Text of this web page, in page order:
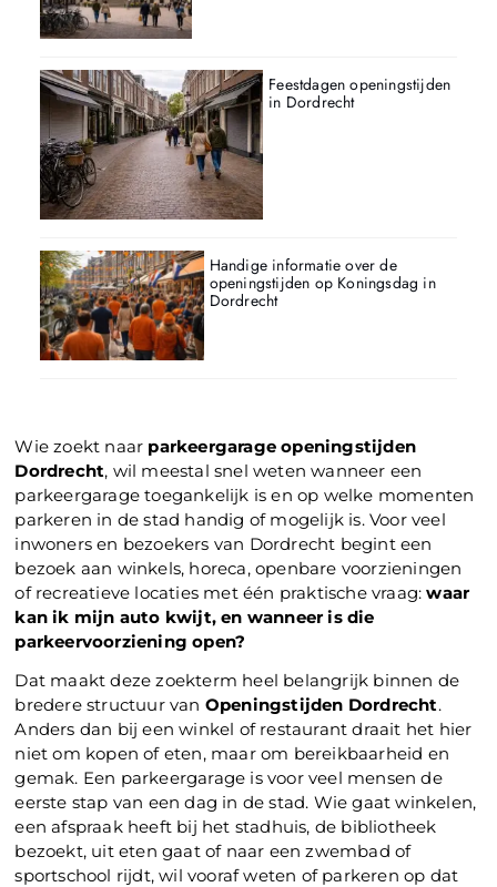
Wie zoekt naar parkeergarage openingstijden
Dordrecht, wil meestal snel weten wanneer een
parkeergarage toegankelijk is en op welke momenten
parkeren in de stad handig of mogelijk is. Voor veel
inwoners en bezoekers van Dordrecht begint een
bezoek aan winkels, horeca, openbare voorzieningen
of recreatieve locaties met één praktische vraag:waar
kan ik mijn auto kwijt, en wanneer is die
parkeervoorziening open?
Dat maakt deze zoekterm heel belangrijk binnen de
bredere structuur van Openingstijden Dordrecht.
Anders dan bij een winkel of restaurant draait het hier
niet om kopen of eten, maar om bereikbaarheid en
gemak. Een parkeergarage is voor veel mensen de
eerste stap van een dag in de stad. Wie gaat winkelen,
een afspraak heeft bij het stadhuis, de bibliotheek
bezoekt, uit eten gaat of naar een zwembad of
sportschool rijdt, wil vooraf weten of parkeren op dat
Feestdagen openingstijden
in Dordrecht
Handige informatie over de
openingstijden op Koningsdag in
Dordrecht